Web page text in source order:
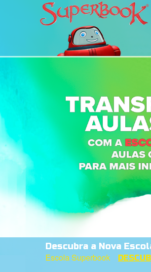
Descubra a Nova
Escola Superbook